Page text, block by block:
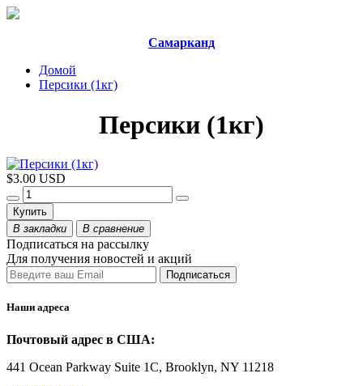
Самарканд
Домой
Персики (1кг)
Персики (1кг)
$3.00 USD
Купить
В закладки
В сравнение
Подписаться на рассылку
Для получения новостей и акций
Наши адреса
Почтовый адрес в США:
441 Ocean Parkway Suite 1C, Brooklyn, NY 11218